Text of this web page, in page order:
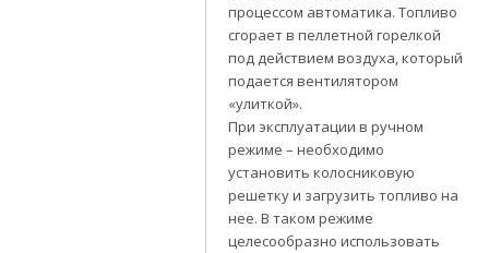
процессом автоматика. Топливо
сгорает в пеллетной горелкой
под действием воздуха, который
подается вентилятором
«улиткой».
При эксплуатации в ручном
режиме – необходимо
установить колосниковую
решетку и загрузить топливо на
нее. В таком режиме
целесообразно использовать